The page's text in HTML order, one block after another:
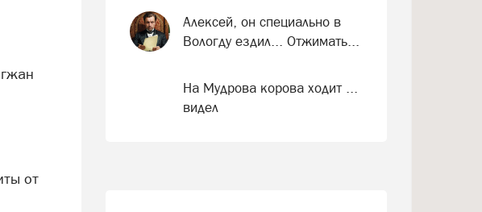
Алексей, он специально в
Вологду ездил... Отжимать...
На Мудрова корова ходит ...
видел